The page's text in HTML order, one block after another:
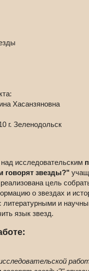
Хасанзяновна
г. Зеленодольск
исследовательским
говорят звезды?"
цель
о звездах и
литературными и
язык звезд.